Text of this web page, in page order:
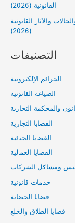
القانونية (2026)
والآثار القانونية
(2026)
التصنيفات
الجرائم الإلكترونية
الصياغة القانونية
والمحكمة التجارية
القضايا التجارية
القضايا الجنائية
القضايا العمالية
ومشاكل الشركات
خدمات قانونية
قضايا الحضانة
قضايا الطلاق والخلع